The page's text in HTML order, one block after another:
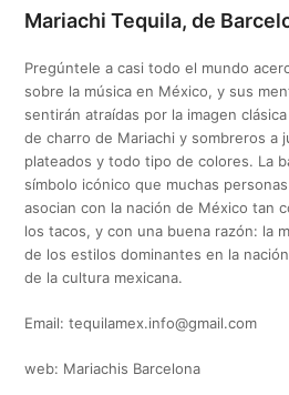
Mariachi Tequila, de
Pregúntele a casi todo el mundo
sobre la música en México, y sus
sentirán atraídas por la imagen
de charro de Mariachi y sombreros a
plateados y todo tipo de colores. La
símbolo icónico que muchas
asocian con la nación de México tan
los tacos, y con una buena razón: la
de los estilos dominantes en la
de la cultura mexicana.
Email: tequilamex.info@gmail.com
web: Mariachis Barcelona